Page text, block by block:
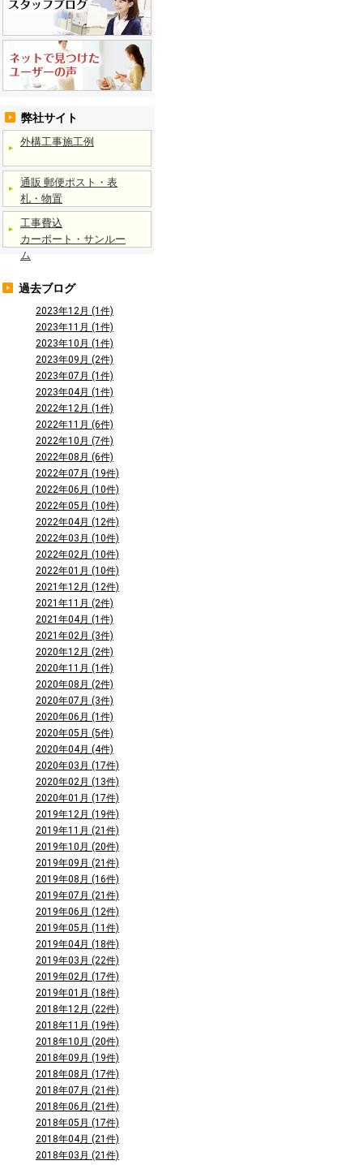
弊社サイト
外構工事施工例
通販 郵便ポスト・表
札・物置
工事費込
カーポート・サンルー
ム
過去ブログ
2023年12月 (1件)
2023年11月 (1件)
2023年10月 (1件)
2023年09月 (2件)
2023年07月 (1件)
2023年04月 (1件)
2022年12月 (1件)
2022年11月 (6件)
2022年10月 (7件)
2022年08月 (6件)
2022年07月 (19件)
2022年06月 (10件)
2022年05月 (10件)
2022年04月 (12件)
2022年03月 (10件)
2022年02月 (10件)
2022年01月 (10件)
2021年12月 (12件)
2021年11月 (2件)
2021年04月 (1件)
2021年02月 (3件)
2020年12月 (2件)
2020年11月 (1件)
2020年08月 (2件)
2020年07月 (3件)
2020年06月 (1件)
2020年05月 (5件)
2020年04月 (4件)
2020年03月 (17件)
2020年02月 (13件)
2020年01月 (17件)
2019年12月 (19件)
2019年11月 (21件)
2019年10月 (20件)
2019年09月 (21件)
2019年08月 (16件)
2019年07月 (21件)
2019年06月 (12件)
2019年05月 (11件)
2019年04月 (18件)
2019年03月 (22件)
2019年02月 (17件)
2019年01月 (18件)
2018年12月 (22件)
2018年11月 (19件)
2018年10月 (20件)
2018年09月 (19件)
2018年08月 (17件)
2018年07月 (21件)
2018年06月 (21件)
2018年05月 (17件)
2018年04月 (21件)
2018年03月 (21件)